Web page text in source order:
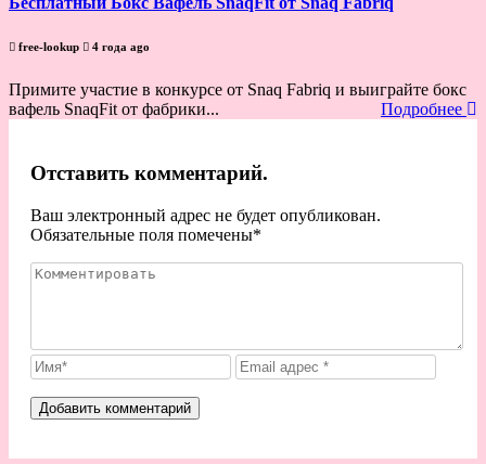
free-lookup 4 года ago
Примите участие в конкурсе от Snaq Fabriq и выиграйте бокс
вафель SnaqFit от фабрики...
Подробнее
Отставить комментарий.
Ваш электронный адрес не будет опубликован.
Обязательные поля помечены*